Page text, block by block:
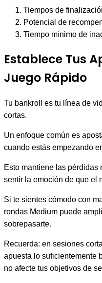
Tiempos de
Potencial de
Tiempo mínimo de
Establece Tus
Juego Rápido
Tu bankroll es tu línea de
cortas.
Un enfoque común es
cuando estás empezando
Esto mantiene las pérdidas
sentir la emoción de que el
Si te sientes cómodo con
rondas Medium puede
sobrepasarte.
Recuerda: en sesiones
apuesta lo suficientemente
no afecte tus objetivos de